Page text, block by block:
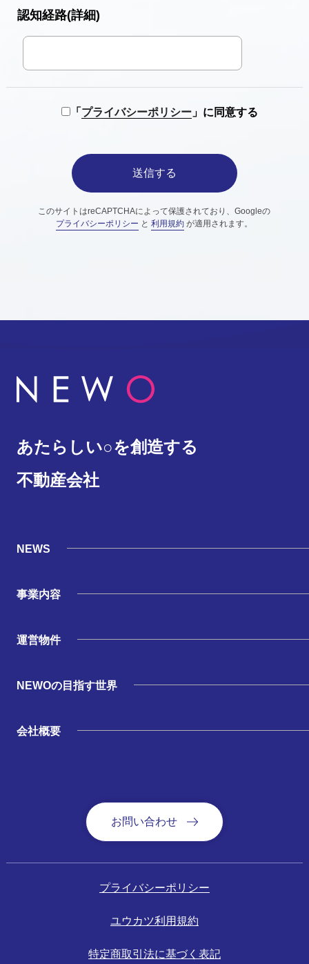
認知経路(詳細)
「 プライバシーポリシー 」に同意する
このサイトはreCAPTCHAによって保護されており、Googleの
プライバシーポリシー と利用規約 が適用されます。
あたらしい○を創造する
不動産会社
NEWS
事業内容
運営物件
NEWOの目指す世界
会社概要
お問い合わせ
プライバシーポリシー
ユウカツ利用規約
特定商取引法に基づく表記